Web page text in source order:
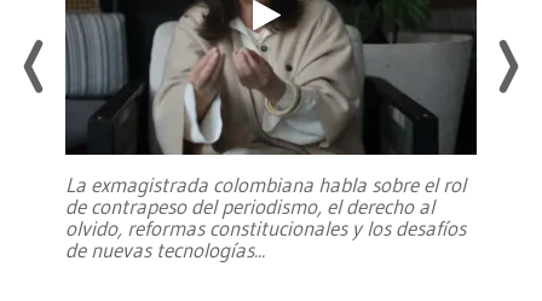
La exmagistrada colombiana habla sobre el rol
de contrapeso del periodismo, el derecho al
olvido, reformas constitucionales y los desafíos
de nuevas tecnologías...